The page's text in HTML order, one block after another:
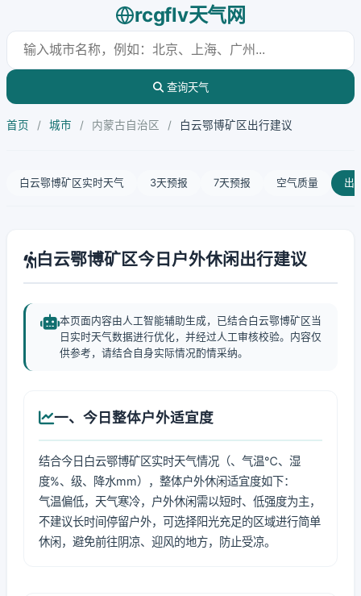
rcgflv天气网
查询天气
首页 / 城市 / 内蒙古自治区 / 白云鄂博矿区出行建议
白云鄂博矿区实时天气 3天预报 7天预报 空气质量 出
白云鄂博矿区今日户外休闲出行建议
本页面内容由人工智能辅助生成，已结合白云鄂博矿区当
日实时天气数据进行优化，并经过人工审核校验。内容仅
供参考，请结合自身实际情况酌情采纳。
一、今日整体户外适宜度
结合今日白云鄂博矿区实时天气情况（、气温℃、湿
度%、级、降水mm），整体户外休闲适宜度如下：
气温偏低，天气寒冷，户外休闲需以短时、低强度为主，
不建议长时间停留户外，可选择阳光充足的区域进行简单
休闲，避免前往阴凉、迎风的地方，防止受凉。